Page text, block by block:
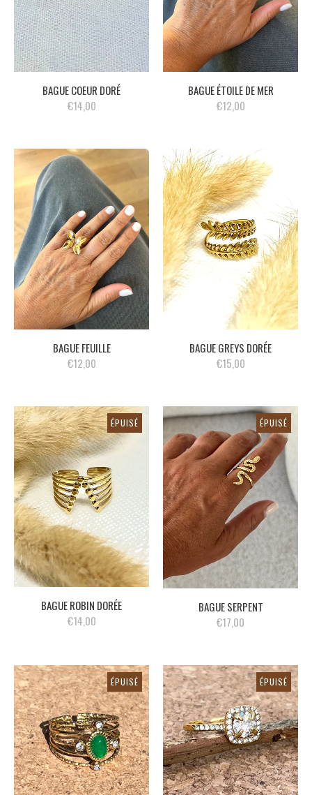
BAGUE COEUR DORÉ
€14,00
BAGUE ÉTOILE DE MER
€12,00
BAGUE FEUILLE
€12,00
BAGUE GREYS DORÉE
€15,00
ÉPUISÉ
BAGUE ROBIN DORÉE
€14,00
ÉPUISÉ
BAGUE SERPENT
€17,00
ÉPUISÉ ÉPUISÉ